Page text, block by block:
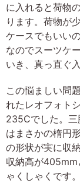
に入れると荷物
ります。荷物が
ケースでもいい
なのでスーツケ
いき、真っ直ぐ
この悩ましい問
れたレオフォト
235Cでした。三
はまさかの楕円
の形状が実に収
収納高が405mm
ゃくしゃくです